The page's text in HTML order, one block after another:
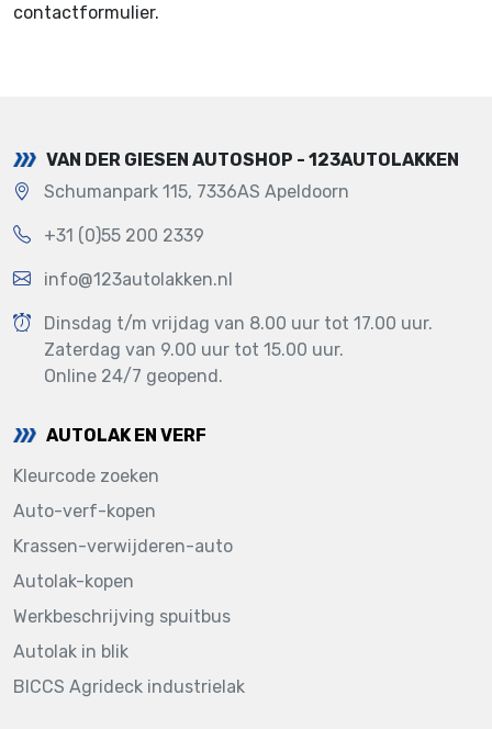
contactformulier.
VAN DER GIESEN AUTOSHOP - 123AUTOLAKKEN
Schumanpark 115, 7336AS Apeldoorn
+31 (0)55 200 2339
info@123autolakken.nl
Dinsdag t/m vrijdag van 8.00 uur tot 17.00 uur.
Zaterdag van 9.00 uur tot 15.00 uur.
Online 24/7 geopend.
AUTOLAK EN VERF
Kleurcode zoeken
Auto-verf-kopen
Krassen-verwijderen-auto
Autolak-kopen
Werkbeschrijving spuitbus
Autolak in blik
BICCS Agrideck industrielak